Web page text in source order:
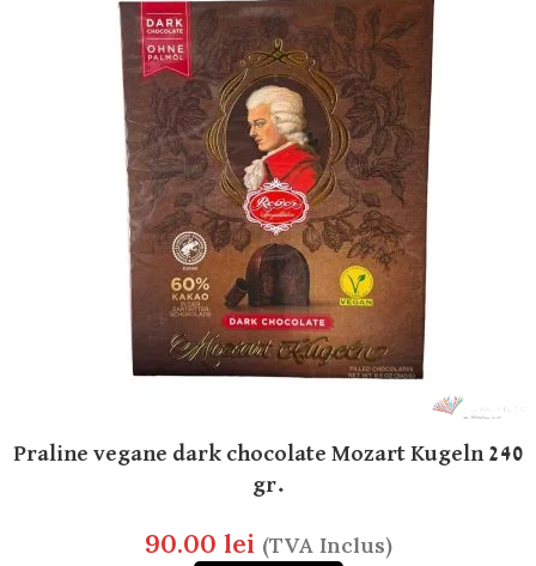
Praline vegane dark chocolate Mozart Kugeln 240
gr.
90.00 lei (TVA Inclus)